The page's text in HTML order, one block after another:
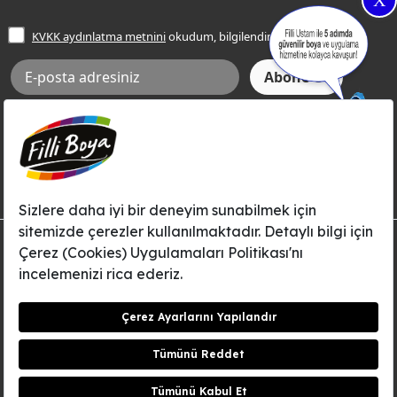
Frezya Rengi
Bilgi Toplumu Hizmetleri
İnternet Sitesi Kullanım Koşulları
KVKK Talep Formu
KVKK Aydınlatma Metni
KVKK aydınlatma metniniokudum, bilgilendim.
Aksi tarafımca bildirilene dek, Betek Boya ve Kimya Sanayi A.Ş.'nin
Filli Boya dahil tüm markaları ile ilgili kampanya, duyuru, hizmetler ve
tanıtım faaliyetleri vb. ile ilgili olarak e-posta yoluyla şahsıma
© Filli Boya 2026. Tüm Hakları Saklıdır.